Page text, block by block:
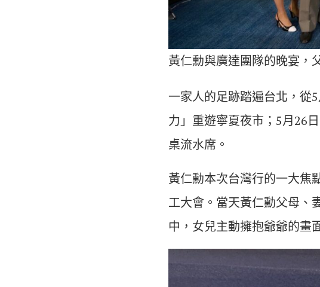
黃仁勳與廣達團隊的晚宴，
一家人的足跡踏遍台北，從
力」重遊寧夏夜市；5月26
桌流水席。
黃仁勳本次台灣行的一大焦
工大會。當天黃仁勳父母、
中，女兒主動擁抱爺爺的畫